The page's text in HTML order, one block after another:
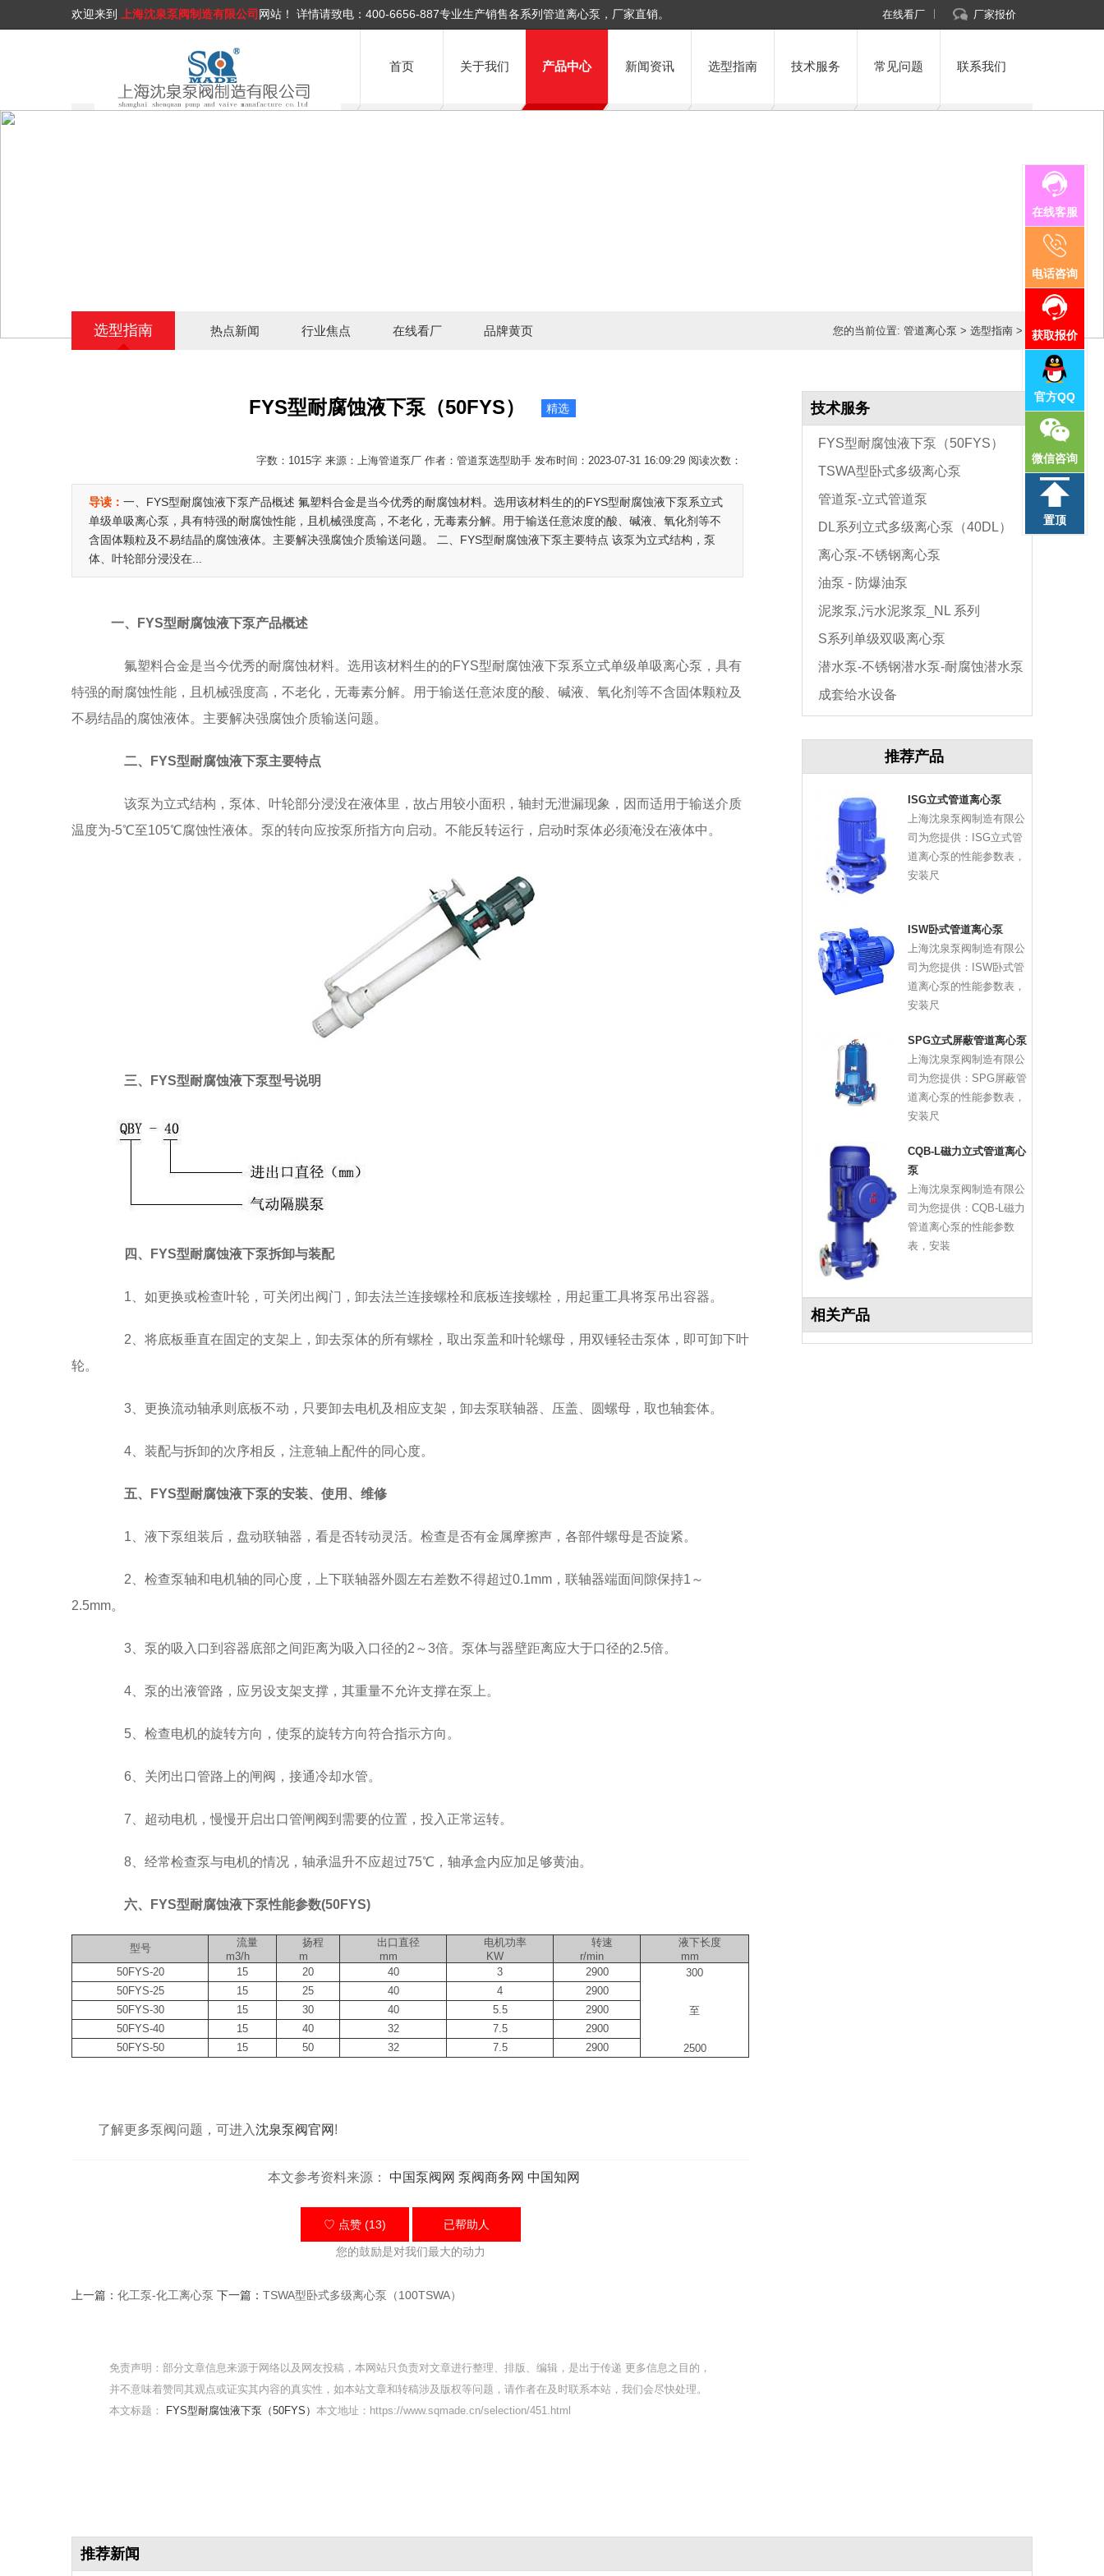
欢迎来到 上海沈泉泵阀制造有限公司 网站！ 详情请致电： 400-6656-887专业生产销售各系列管道离心泵，厂家直销。 在线看厂 厂家报价
首页 关于我们 产品中心 新闻资讯 选型指南 技术服务 常见问题 联系我们
在线客服
电话咨询
获取报价
官方QQ
微信咨询
置顶
选型指南 热点新闻 行业焦点 在线看厂 品牌黄页 您的当前位置:管道离心泵 >选型指南 >
FYS型耐腐蚀液下泵（50FYS） 精选
字数：1015字 来源：上海管道泵厂 作者：管道泵选型助手 发布时间：2023-07-31 16:09:29 阅读次数：
导读： 一、FYS型耐腐蚀液下泵产品概述 氟塑料合金是当今优秀的耐腐蚀材料。选用该材料生的的FYS型耐腐蚀液下泵系立式
单级单吸离心泵，具有特强的耐腐蚀性能，且机械强度高，不老化，无毒素分解。用于输送任意浓度的酸、碱液、氧化剂等不
含固体颗粒及不易结晶的腐蚀液体。主要解决强腐蚀介质输送问题。 二、FYS型耐腐蚀液下泵主要特点 该泵为立式结构，泵
体、叶轮部分浸没在...
一、FYS型耐腐蚀液下泵产品概述
氟塑料合金是当今优秀的耐腐蚀材料。选用该材料生的的FYS型耐腐蚀液下泵系立式单级单吸离心泵，具有
特强的耐腐蚀性能，且机械强度高，不老化，无毒素分解。用于输送任意浓度的酸、碱液、氧化剂等不含固体颗粒及
不易结晶的腐蚀液体。主要解决强腐蚀介质输送问题。
二、FYS型耐腐蚀液下泵主要特点
该泵为立式结构，泵体、叶轮部分浸没在液体里，故占用较小面积，轴封无泄漏现象，因而适用于输送介质
温度为-5℃至105℃腐蚀性液体。泵的转向应按泵所指方向启动。不能反转运行，启动时泵体必须淹没在液体中。
三、FYS型耐腐蚀液下泵型号说明
四、FYS型耐腐蚀液下泵拆卸与装配
1、如更换或检查叶轮，可关闭出阀门，卸去法兰连接螺栓和底板连接螺栓，用起重工具将泵吊出容器。
2、将底板垂直在固定的支架上，卸去泵体的所有螺栓，取出泵盖和叶轮螺母，用双锤轻击泵体，即可卸下叶
轮。
3、更换流动轴承则底板不动，只要卸去电机及相应支架，卸去泵联轴器、压盖、圆螺母，取也轴套体。
4、装配与拆卸的次序相反，注意轴上配件的同心度。
五、FYS型耐腐蚀液下泵的安装、使用、维修
1、液下泵组装后，盘动联轴器，看是否转动灵活。检查是否有金属摩擦声，各部件螺母是否旋紧。
2、检查泵轴和电机轴的同心度，上下联轴器外圆左右差数不得超过0.1mm，联轴器端面间隙保持1～
2.5mm。
3、泵的吸入口到容器底部之间距离为吸入口径的2～3倍。泵体与器壁距离应大于口径的2.5倍。
4、泵的出液管路，应另设支架支撑，其重量不允许支撑在泵上。
5、检查电机的旋转方向，使泵的旋转方向符合指示方向。
6、关闭出口管路上的闸阀，接通冷却水管。
7、超动电机，慢慢开启出口管闸阀到需要的位置，投入正常运转。
8、经常检查泵与电机的情况，轴承温升不应超过75℃，轴承盒内应加足够黄油。
六、FYS型耐腐蚀液下泵性能参数(50FYS)
型号
流量
m3/h
扬程
m
出口直径
mm
电机功率
KW
转速
r/min
液下长度
mm
50FYS-20
15 20 40 3 2900 300
至
2500
50FYS-25 15 25 40 4
2900
50FYS-30
15 30 40 5.5
2900
50FYS-40
15 40 32 7.5
2900
50FYS-50
15 50 32 7.5 2900
了解更多泵阀问题，可进入沈泉泵阀官网 !
本文参考资料来源： 中国泵阀网 泵阀商务网 中国知网
♡ 点赞 (13) 已帮助人
您的鼓励是对我们最大的动力
上一篇： 化工泵-化工离心泵 下一篇： TSWA型卧式多级离心泵（100TSWA）
免责声明：部分文章信息来源于网络以及网友投稿，本网站只负责对文章进行整理、排版、编辑，是出于传递 更多信息之目的，
并不意味着赞同其观点或证实其内容的真实性，如本站文章和转稿涉及版权等问题，请作者在及时联系本站，我们会尽快处理。
本文标题：
FYS型耐腐蚀液下泵（50FYS） 本文地址：https://www.sqmade.cn/selection/451.html
技术服务
FYS型耐腐蚀液下泵（50FYS）
TSWA型卧式多级离心泵
（100TSWA）
管道泵-立式管道泵
DL系列立式多级离心泵（40DL）
离心泵-不锈钢离心泵
油泵 - 防爆油泵
泥浆泵,污水泥浆泵_NL 系列
S系列单级双吸离心泵
潜水泵-不锈钢潜水泵-耐腐蚀潜水泵
成套给水设备
推荐产品
ISG立式管道离心泵
上海沈泉泵阀制造有限公
司为您提供：ISG立式管
道离心泵的性能参数表，
安装尺
ISW卧式管道离心泵
上海沈泉泵阀制造有限公
司为您提供：ISW卧式管
道离心泵的性能参数表，
安装尺
SPG立式屏蔽管道离心泵
上海沈泉泵阀制造有限公
司为您提供：SPG屏蔽管
道离心泵的性能参数表，
安装尺
CQB-L磁力立式管道离心
泵
上海沈泉泵阀制造有限公
司为您提供：CQB-L磁力
管道离心泵的性能参数
表，安装
相关产品
推荐新闻